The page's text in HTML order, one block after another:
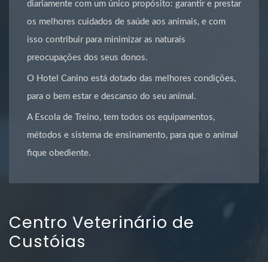
diariamente com um único propósito: garantir e prestar
os melhores cuidados de saúde aos animais, e com
isso contribuir para minimizar as naturais
preocupações dos seus donos.
O Hotel Canino está dotado das melhores condições,
para o bem estar e descanso do seu animal.
A Escola de Treino, tem todos os equipamentos,
métodos e sistema de ensinamento, para que o animal
fique obediente.
Centro Veterinário de
Custóias